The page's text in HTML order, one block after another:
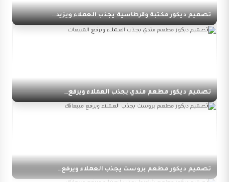
تصميم ديكور مكتبة وقرطاسية يجذب العملاء ويزيد…
تصميم ديكور مطعم مندي يجذب العملاء ويرفع…
تصميم ديكور مطعم بروست يجذب العملاء ويرفع…